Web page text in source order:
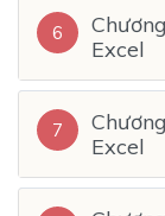
6
Excel
7
Excel